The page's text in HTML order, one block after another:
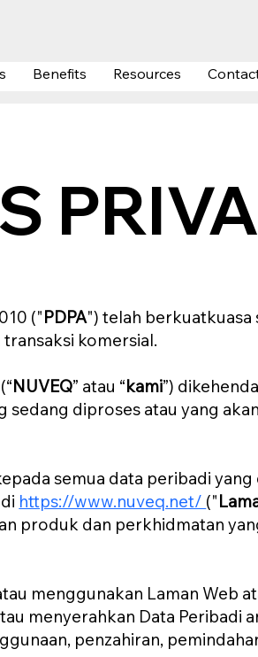
Benefits Resources
("PDPA") telah berkuatkuasa
komersial.
NUVEQ” atau “kami”)
sedang diproses atau yang
semua data peribadi
https://www.nuveq.net/ ("
produk dan perkhidmatan
menggunakan Laman Web
menyerahkan Data Peribadi
penzahiran,